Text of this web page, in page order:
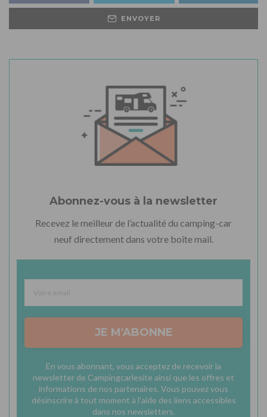
ENVOYER
Abonnez-vous à la newsletter
Recevez le meilleur de l’actualité du camping-car
neuf directement dans votre boîte mail.
JE M'ABONNE
En vous abonnant, vous acceptez de recevoir la
newsletter de Campingcarlesite ainsi que les offres et
informations de nos partenaires. Vous pouvez vous
désinscrire à tout moment à l'aide des liens accessibles
dans nos newsletters.